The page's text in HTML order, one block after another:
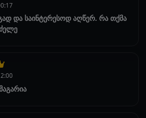
და საინტერესოდ აღწერ. რა თქმა